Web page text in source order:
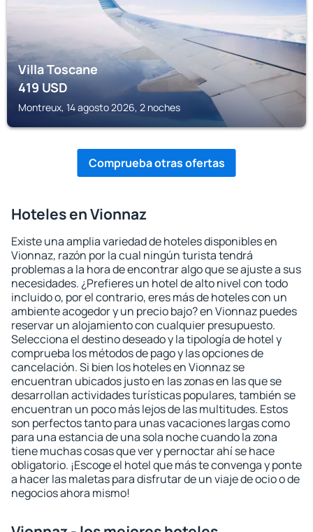
Villa Toscane
419USD
Montreux, 14 agosto 2026, 2 noches
Comprueba otras ofertas
Hoteles en Vionnaz
Existe una amplia variedad de hoteles disponibles en
Vionnaz, razón por la cual ningún turista tendrá
problemas a la hora de encontrar algo que se ajuste a sus
necesidades. ¿Prefieres un hotel de alto nivel con todo
incluido o, por el contrario, eres más de hoteles con un
ambiente acogedor y un precio bajo? en Vionnaz puedes
reservar un alojamiento con cualquier presupuesto.
Selecciona el destino deseado y la tipología de hotel y
comprueba los métodos de pago y las opciones de
cancelación. Si bien los hoteles en Vionnaz se
encuentran ubicados justo en las zonas en las que se
desarrollan actividades turísticas populares, también se
encuentran un poco más lejos de las multitudes. Estos
son perfectos tanto para unas vacaciones largas como
para una estancia de una sola noche cuando la zona
tiene muchas cosas que ver y pernoctar ahí se hace
obligatorio. ¡Escoge el hotel que más te convenga y ponte
a hacer las maletas para disfrutar de un viaje de ocio o de
negocios ahora mismo!